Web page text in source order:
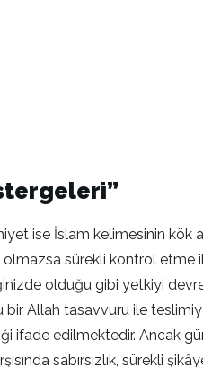
ise İslam kelimesinin kök
sürekli kontrol etme
olduğu gibi yetkiyi
bir Allah tasavvuru ile
ifade edilmektedir. Ancak
sabırsızlık, sürekli